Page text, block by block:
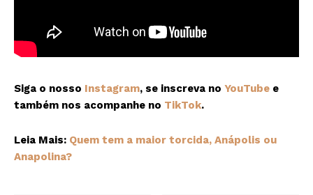
Siga o nosso Instagram, se inscreva no YouTube e
também nos acompanhe no TikTok.
Leia Mais: Quem tem a maior torcida, Anápolis ou
Anapolina?